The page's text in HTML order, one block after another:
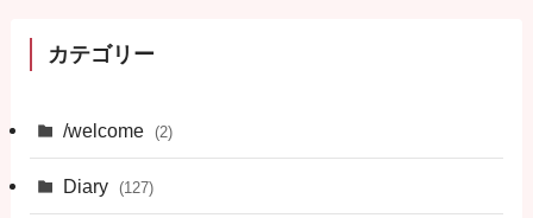
カテゴリー
/welcome (2)
Diary (127)